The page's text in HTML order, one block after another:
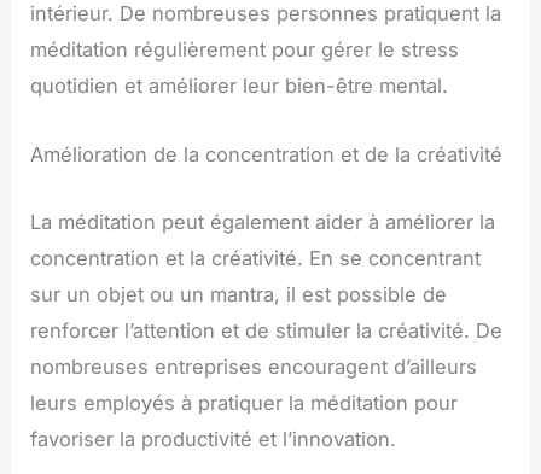
intérieur. De nombreuses personnes pratiquent la
méditation régulièrement pour gérer le stress
quotidien et améliorer leur bien-être mental.
Amélioration de la concentration et de la créativité
La méditation peut également aider à améliorer la
concentration et la créativité. En se concentrant
sur un objet ou un mantra, il est possible de
renforcer l’attention et de stimuler la créativité. De
nombreuses entreprises encouragent d’ailleurs
leurs employés à pratiquer la méditation pour
favoriser la productivité et l’innovation.